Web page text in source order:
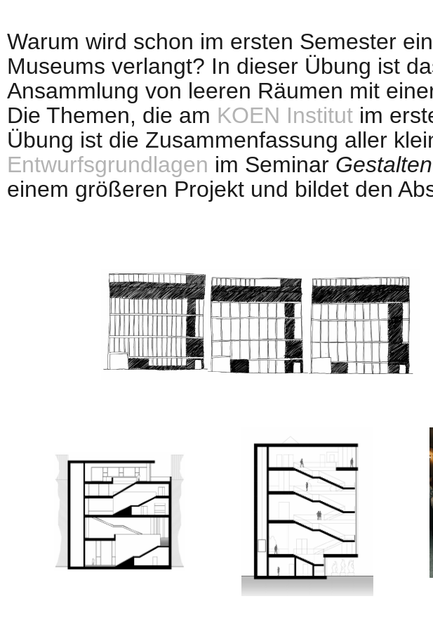
Warum wird schon im ersten Semester
Museums verlangt? In dieser Übung ist
Ansammlung von leeren Räumen mit
Die Themen, die am KOEN Institut im
Übung ist die Zusammenfassung aller
Entwurfsgrundlagen im Seminar
einem größeren Projekt und bildet den